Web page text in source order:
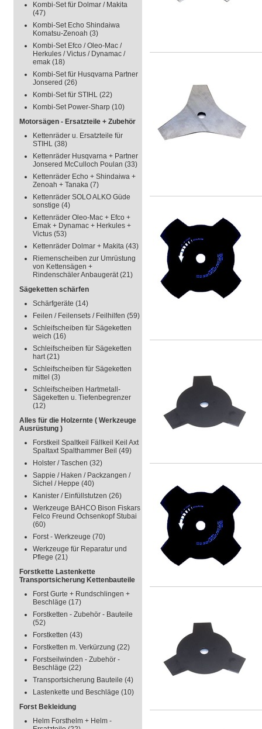
Kombi-Set für Dolmar / Makita
(47)
Kombi-Set Echo Shindaiwa
Komatsu-Zenoah (3)
Kombi-Set Efco / Oleo-Mac /
Herkules / Victus / Dynamac /
emak (18)
Kombi-Set für Husqvarna Partner
Jonsered (26)
Kombi-Set für STIHL (22)
Kombi-Set Power-Sharp (10)
Motorsägen - Ersatzteile + Zubehör
Kettenräder u. Ersatzteile für
STIHL (38)
Kettenräder Husqvarna + Partner
Jonsered McCulloch Poulan (33)
Kettenräder Echo + Shindaiwa +
Zenoah + Tanaka (7)
Kettenräder SOLO ALKO Güde
sonstige (4)
Kettenräder Oleo-Mac + Efco +
Emak + Dynamac + Herkules +
Victus (53)
Kettenräder Dolmar + Makita (43)
Riemenscheiben zur Umrüstung
von Kettensägen +
Rindenschäler Anbaugerät(21)
Sägeketten schärfen
Schärfgeräte (14)
Feilen / Feilensets / Feilhilfen (59)
Schleifscheiben für Sägeketten
weich (16)
Schleifscheiben für Sägeketten
hart(21)
Schleifscheiben für Sägeketten
mittel (3)
Schleifscheiben Hartmetall-
Sägeketten u. Tiefenbegrenzer
(12)
Alles für die Holzernte ( Werkzeuge
Ausrüstung )
Forstkeil Spaltkeil Fällkeil Keil Axt
Spaltaxt Spalthammer Beil (49)
Holster / Taschen (32)
Sappie / Haken / Packzangen /
Sichel / Heppe (40)
Kanister / Einfüllstutzen (26)
Werkzeuge BAHCO Bison Fiskars
Felco Freund Ochsenkopf Stubai
(60)
Forst - Werkzeuge (70)
Werkzeuge für Reparatur und
Pflege (21)
Forstkette Lastenkette
Transportsicherung Kettenbauteile
Forst Gurte + Rundschlingen +
Beschläge (17)
Forstketten - Zubehör - Bauteile
(52)
Forstketten (43)
Forstketten m. Verkürzung (22)
Forstseilwinden - Zubehör -
Beschläge (22)
Transportsicherung Bauteile (4)
Lastenkette und Beschläge (10)
Forst Bekleidung
Helm Forsthelm + Helm -